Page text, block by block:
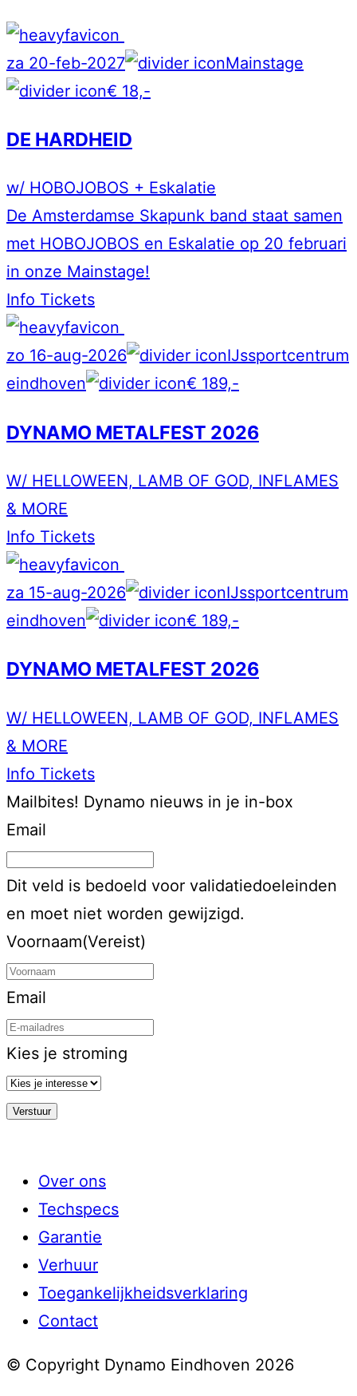
za 20-feb-2027
Mainstage
€ 18,-
DE HARDHEID
w/ HOBOJOBOS + Eskalatie
De Amsterdamse Skapunk band staat samen
met HOBOJOBOS en Eskalatie op 20 februari
in onze Mainstage!
Info Tickets
zo 16-aug-2026
IJssportcentrum
eindhoven
€ 189,-
DYNAMO METALFEST 2026
W/ HELLOWEEN, LAMB OF GOD, INFLAMES
& MORE
Info Tickets
za 15-aug-2026
IJssportcentrum
eindhoven
€ 189,-
DYNAMO METALFEST 2026
W/ HELLOWEEN, LAMB OF GOD, INFLAMES
& MORE
Info Tickets
Mailbites! Dynamo nieuws in je in-box
Email
Dit veld is bedoeld voor validatiedoeleinden
en moet niet worden gewijzigd.
Voornaam(Vereist)
Email
Kies je stroming
Over ons
Techspecs
Garantie
Verhuur
Toegankelijkheidsverklaring
Contact
© Copyright Dynamo Eindhoven 2026